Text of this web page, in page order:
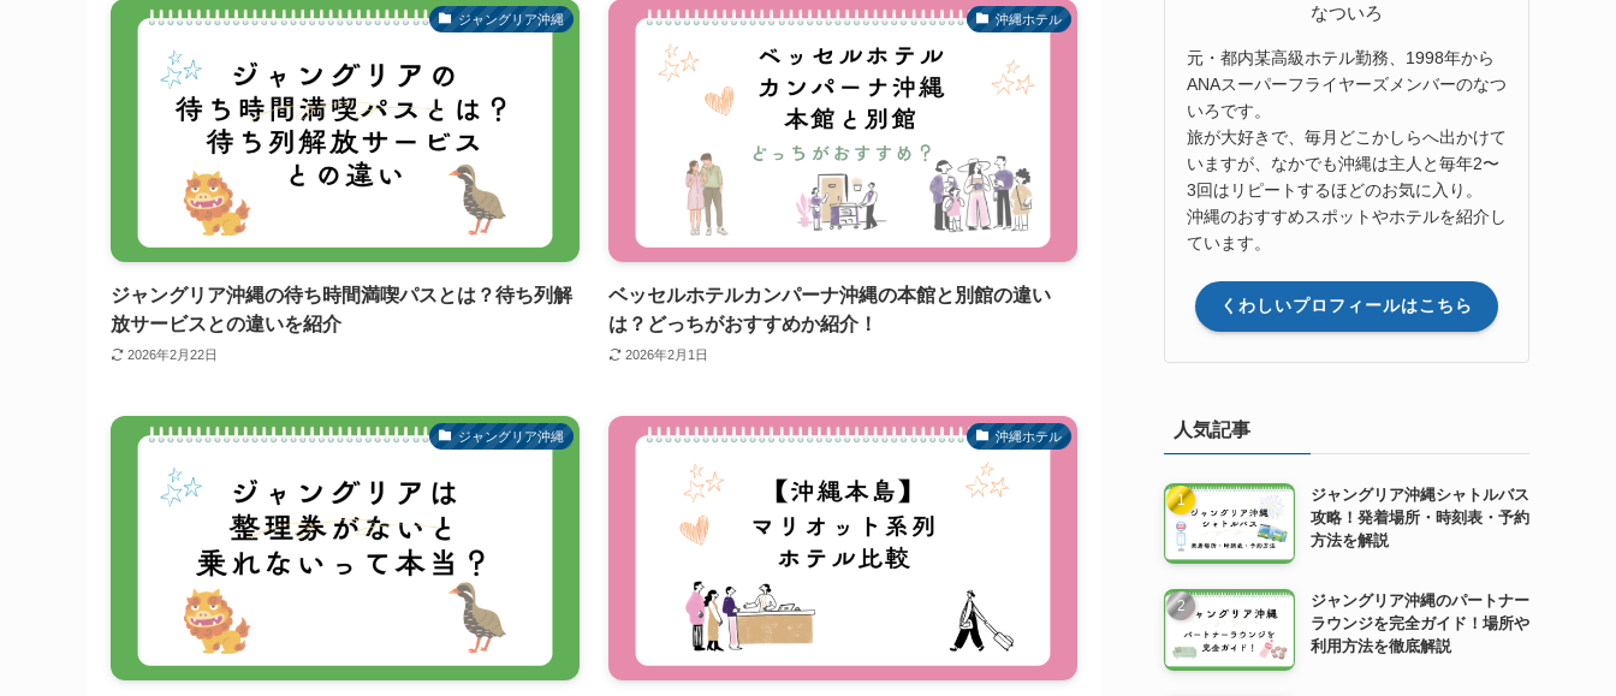
ジャングリア沖縄
ジャングリア沖縄の待ち時間満喫パスとは？待ち列解
放サービスとの違いを紹介
2026年2月22日
沖縄ホテル
ベッセルホテルカンパーナ沖縄の本館と別館の違い
は？どっちがおすすめか紹介！
2026年2月1日
ジャングリア沖縄 沖縄ホテル
なついろ
元・都内某高級ホテル勤務、1998年から
ANAスーパーフライヤーズメンバーのなつ
いろです。
旅が大好きで、毎月どこかしらへ出かけて
いますが、なかでも沖縄は主人と毎年2〜
3回はリピートするほどのお気に入り。
沖縄のおすすめスポットやホテルを紹介し
ています。
くわしいプロフィールはこちら
人気記事
ジャングリア沖縄シャトルバス
攻略！発着場所・時刻表・予約
方法を解説
ジャングリア沖縄のパートナー
ラウンジを完全ガイド！場所や
利用方法を徹底解説